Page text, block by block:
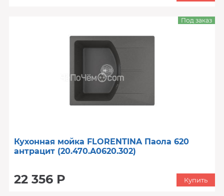
Кухонная мойка FLORENTINA Паола 620
антрацит (20.470.A0620.302)
22 356 Р
Под заказ
Купить